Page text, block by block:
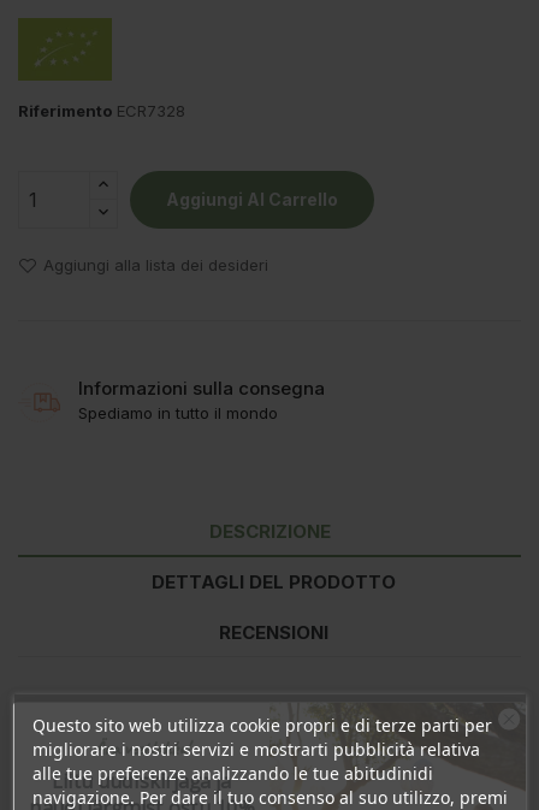
Riferimento ECR7328
Aggiungi Al Carrello
Aggiungi alla lista dei desideri
Informazioni sulla consegna
Spediamo in tutto il mondo
DESCRIZIONE
DETTAGLI DEL PRODOTTO
RECENSIONI
Valori nutrizionali
per 100g
Energia
2634kJ/636kcal
Grassi
50g
- di cui saturi
7,0g
Questo sito web utilizza cookie propri e di terze parti per
migliorare i nostri servizi e mostrarti pubblicità relativa
alle tue preferenze analizzando le tue abitudinidi
navigazione. Per dare il tuo consenso al suo utilizzo, premi
Ära veel lahku!
Liitu uudiskirjaga ja